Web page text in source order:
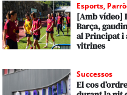
Esports,
[Amb vídeo]
Barça,
al Principat i
vitrines
Successos
El cos